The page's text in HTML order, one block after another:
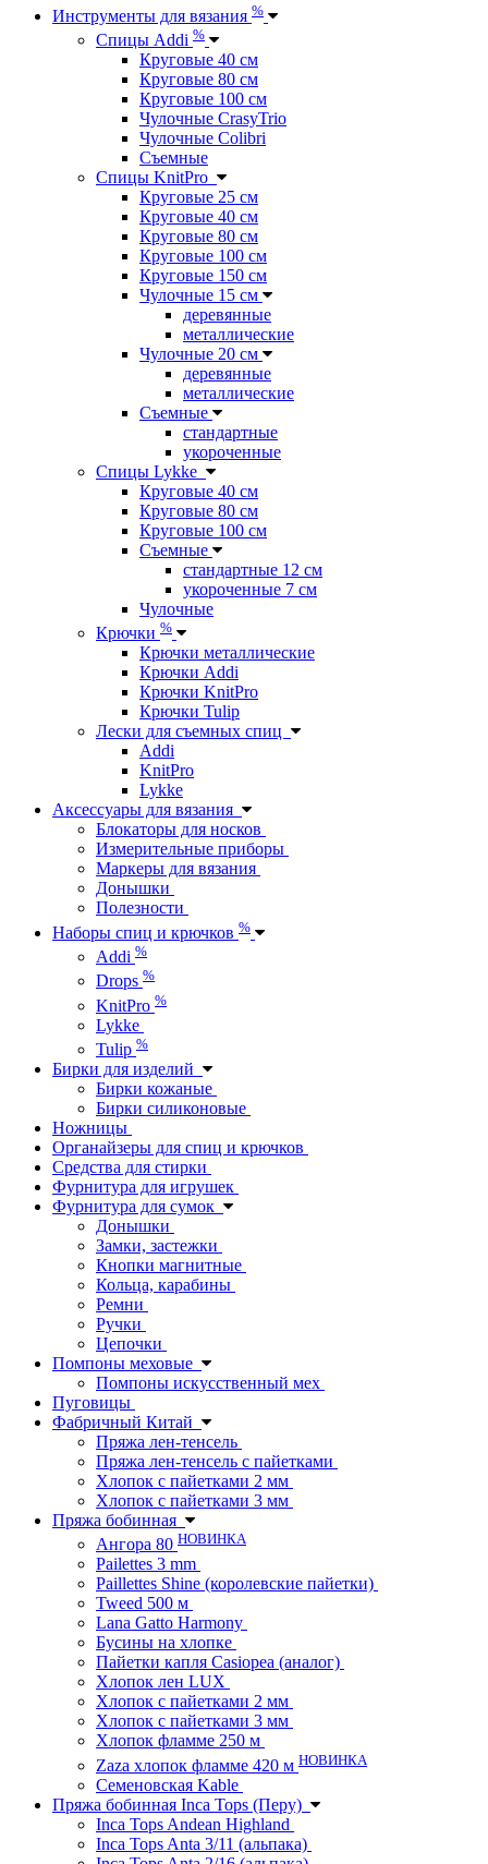
Инструменты для вязания %
Спицы Addi %
Круговые 40 см
Круговые 80 см
Круговые 100 см
Чулочные CrasyTrio
Чулочные Colibri
Съемные
Спицы KnitPro
Круговые 25 см
Круговые 40 см
Круговые 80 см
Круговые 100 см
Круговые 150 см
Чулочные 15 см
деревянные
металлические
Чулочные 20 см
деревянные
металлические
Съемные
стандартные
укороченные
Спицы Lykke
Круговые 40 см
Круговые 80 см
Круговые 100 см
Съемные
стандартные 12 см
укороченные 7 см
Чулочные
Крючки %
Крючки металлические
Крючки Addi
Крючки KnitPro
Крючки Tulip
Лески для съемных спиц
Addi
KnitPro
Lykke
Аксессуары для вязания
Блокаторы для носков
Измерительные приборы
Маркеры для вязания
Донышки
Полезности
Наборы спиц и крючков %
Addi %
Drops %
KnitPro %
Lykke
Tulip %
Бирки для изделий
Бирки кожаные
Бирки силиконовые
Ножницы
Органайзеры для спиц и крючков
Средства для стирки
Фурнитура для игрушек
Фурнитура для сумок
Донышки
Замки, застежки
Кнопки магнитные
Кольца, карабины
Ремни
Ручки
Цепочки
Помпоны меховые
Помпоны искусственный мех
Пуговицы
Фабричный Китай
Пряжа лен-тенсель
Пряжа лен-тенсель с пайетками
Хлопок с пайетками 2 мм
Хлопок с пайетками 3 мм
Пряжа бобинная
Ангора 80 НОВИНКА
Pailettes 3 mm
Paillettes Shine (королевские пайетки)
Tweed 500 м
Lana Gatto Harmony
Бусины на хлопке
Пайетки капля Casiopea (аналог)
Хлопок лен LUX
Хлопок с пайетками 2 мм
Хлопок с пайетками 3 мм
Хлопок фламме 250 м
Zaza хлопок фламме 420 м НОВИНКА
Семеновская Kable
Пряжа бобинная Inca Tops (Перу)
Inca Tops Andean Highland
Inca Tops Anta 3/11 (альпака)